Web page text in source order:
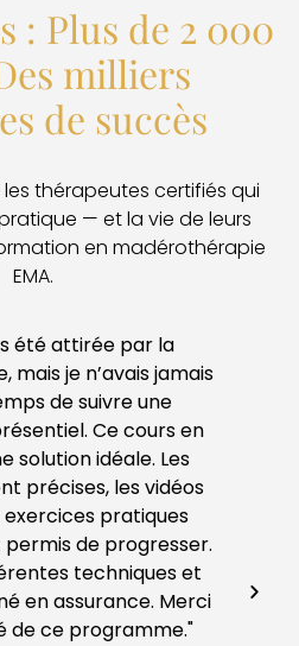
: Plus de 2 000
milliers
de succès
thérapeutes certifiés qui
— et la vie de leurs
en madérothérapie
EMA.
été attirée par la
mais je n’avais jamais
de suivre une
Ce cours en
solution idéale. Les
précises, les vidéos
pratiques
de progresser.
techniques et
en assurance. Merci
de ce programme."